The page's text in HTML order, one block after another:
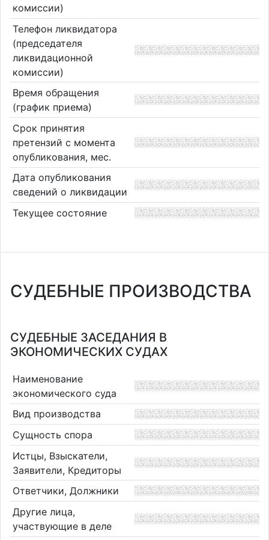
комиссии)
Телефон ликвидатора
(председателя
ликвидационной
комиссии)
Время обращения
(график приема)
Срок принятия
претензий с момента
опубликования, мес.
Дата опубликования
сведений о ликвидации
Текущее состояние
СУДЕБНЫЕ ПРОИЗВОДСТВА
СУДЕБНЫЕ ЗАСЕДАНИЯ В
ЭКОНОМИЧЕСКИХ СУДАХ
Наименование
экономического суда
Вид производства
Сущность спора
Истцы, Взыскатели,
Заявители, Кредиторы
Ответчики, Должники
Другие лица,
участвующие в деле